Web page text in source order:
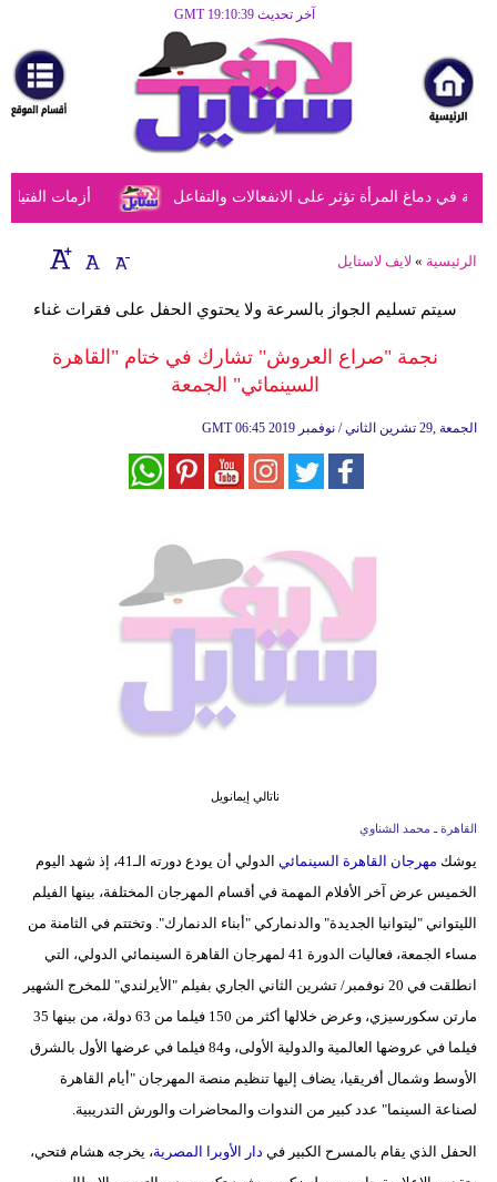
آخر تحديث GMT 19:10:39
مرأة
أزياء
أزياء
إسلامية
ديكور
صحة
أزمات الفتيات دماغ المرأة تؤثر على الانفعالات والتفاعل
الرئيسية » لايف لاستايل
سيتم تسليم الجواز بالسرعة ولا يحتوي الحفل على فقرات غناء
نجمة "صراع العروش" تشارك في ختام "القاهرة
السينمائي" الجمعة
GMT 06:45 2019 الجمعة ,29 تشرين الثاني / نوفمبر
ناتالي إيمانويل
القاهرة ـ محمد الشناوي
يوشك مهرجان القاهرة السينمائي
الدولي أن يودع دورته الـ41، إذ شهد اليوم
الخميس عرض آخر الأفلام المهمة في أقسام المهرجان المختلفة، بينها الفيلم
الليتواني "ليتوانيا الجديدة" والدنماركي "أبناء الدنمارك". وتختتم في الثامنة من
مساء الجمعة، فعاليات الدورة 41 لمهرجان القاهرة السينمائي الدولي، التي
انطلقت في 20 نوفمبر/ تشرين الثاني الجاري بفيلم "الأيرلندي" للمخرج الشهير
مارتن سكورسيزي، وعرض خلالها أكثر من 150 فيلما من 63 دولة، من بينها 35
فيلما في عروضها العالمية والدولية الأولى، و84 فيلما في عرضها الأول بالشرق
الأوسط وشمال أفريقيا، يضاف إليها تنظيم منصة المهرجان "أيام القاهرة
لصناعة السينما" عدد كبير من الندوات والمحاضرات والورش التدريبية.
الحفل الذي يقام بالمسرح الكبير في دار الأوبرا المصرية، يخرجه هشام فتحي،